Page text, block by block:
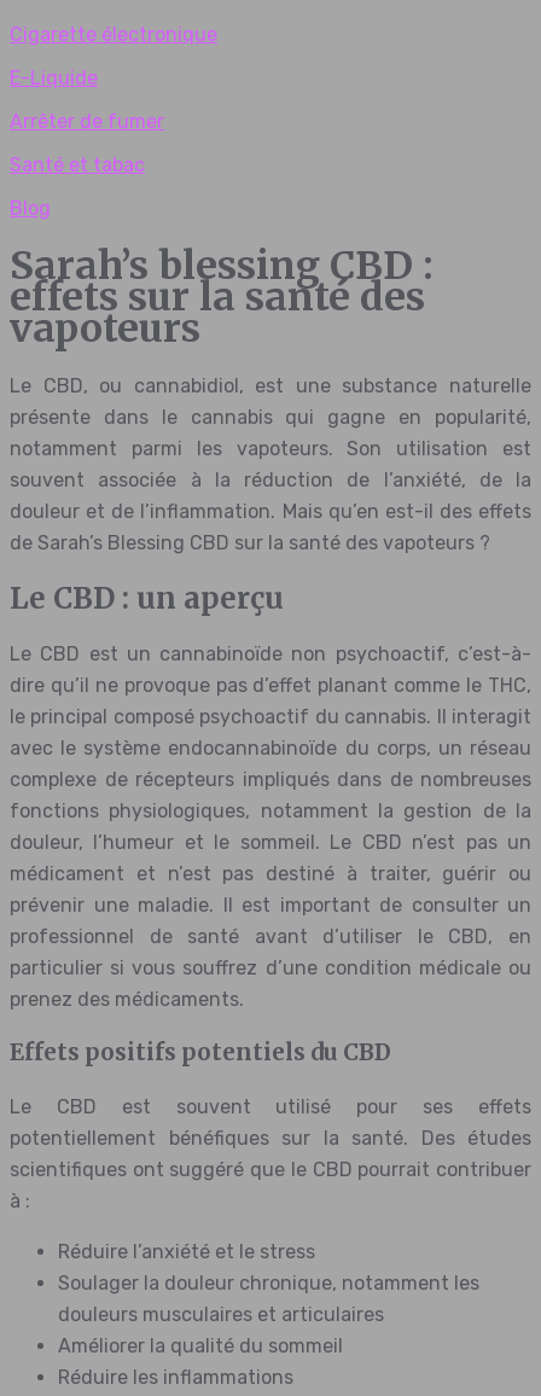
Cigarette électronique
E-Liquide
Arrêter de fumer
Santé et tabac
Blog
Sarah’s blessing CBD :
effets sur la santé des
vapoteurs
Le CBD, ou cannabidiol, est une substance naturelle
présente dans le cannabis qui gagne en popularité,
notamment parmi les vapoteurs. Son utilisation est
souvent associée à la réduction de l’anxiété, de la
douleur et de l’inflammation. Mais qu’en est-il des effets
de Sarah’s Blessing CBD sur la santé des vapoteurs ?
Le CBD : un aperçu
Le CBD est un cannabinoïde non psychoactif, c’est-à-
dire qu’il ne provoque pas d’effet planant comme le THC,
le principal composé psychoactif du cannabis. Il interagit
avec le système endocannabinoïde du corps, un réseau
complexe de récepteurs impliqués dans de nombreuses
fonctions physiologiques, notamment la gestion de la
douleur, l’humeur et le sommeil. Le CBD n’est pas un
médicament et n’est pas destiné à traiter, guérir ou
prévenir une maladie. Il est important de consulter un
professionnel de santé avant d’utiliser le CBD, en
particulier si vous souffrez d’une condition médicale ou
prenez des médicaments.
Effets positifs potentiels du CBD
Le CBD est souvent utilisé pour ses effets
potentiellement bénéfiques sur la santé. Des études
scientifiques ont suggéré que le CBD pourrait contribuer
à :
Réduire l’anxiété et le stress
Soulager la douleur chronique, notamment les
douleurs musculaires et articulaires
Améliorer la qualité du sommeil
Réduire les inflammations